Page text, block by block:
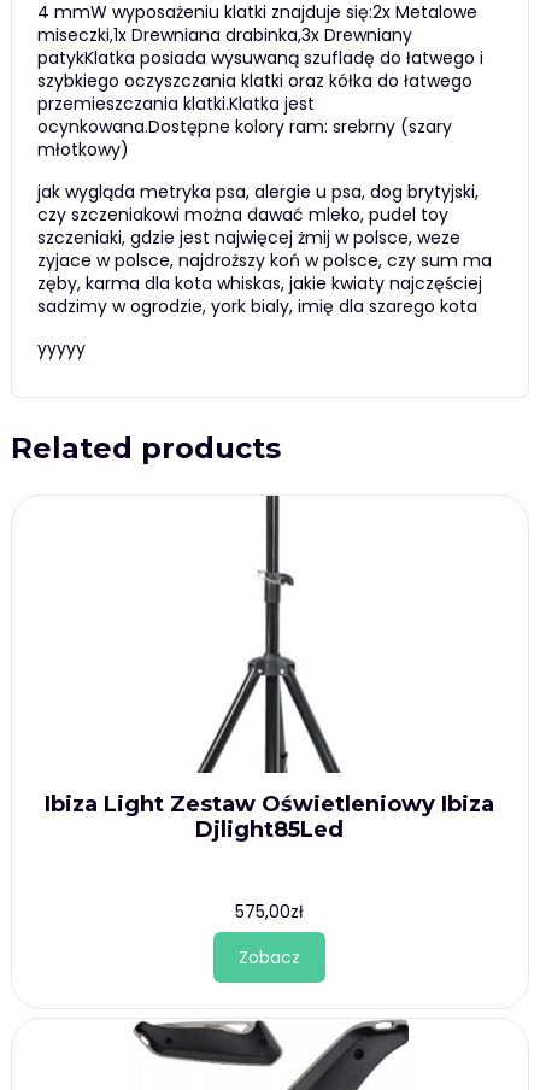
4 mmW wyposażeniu klatki znajduje się:2x Metalowe
miseczki,1x Drewniana drabinka,3x Drewniany
patykKlatka posiada wysuwaną szufladę do łatwego i
szybkiego oczyszczania klatki oraz kółka do łatwego
przemieszczania klatki.Klatka jest
ocynkowana.Dostępne kolory ram: srebrny (szary
młotkowy)
jak wygląda metryka psa, alergie u psa, dog brytyjski,
czy szczeniakowi można dawać mleko, pudel toy
szczeniaki, gdzie jest najwięcej żmij w polsce, weze
zyjace w polsce, najdroższy koń w polsce, czy sum ma
zęby, karma dla kota whiskas, jakie kwiaty najczęściej
sadzimy w ogrodzie, york bialy, imię dla szarego kota
yyyyy
Related products
Ibiza Light Zestaw Oświetleniowy Ibiza
Djlight85Led
575,00zł
Zobacz